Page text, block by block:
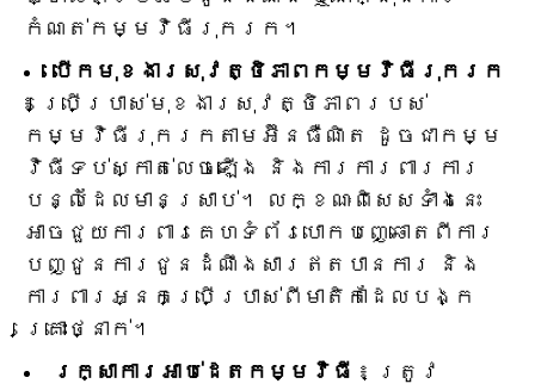
កំណត់កម្មវិធីរុករក។
បើកមុខងារសុវត្ថិភាពកម្មវិធីរុករក
៖ ប្រើប្រាស់មុខងារសុវត្ថិភាពរបស់
កម្មវិធីរុករកតាមអ៊ីនធឺណិត ដូចជាកម្ម
វិធីទប់ស្កាត់លេចឡើង និងការការពារការ
បន្លំដែលមានស្រាប់។ លក្ខណៈពិសេសទាំងនេះ
អាចជួយការពារគេហទំព័របោកបញ្ឆោតពីការ
បញ្ជូនការជូនដំណឹងសារឥតបានការ និង
ការពារអ្នកប្រើប្រាស់ពីមាតិកាដែលបង្ក
គ្រោះថ្នាក់។
រក្សាការអាប់ដេតកម្មវិធី ៖ ត្រូវ